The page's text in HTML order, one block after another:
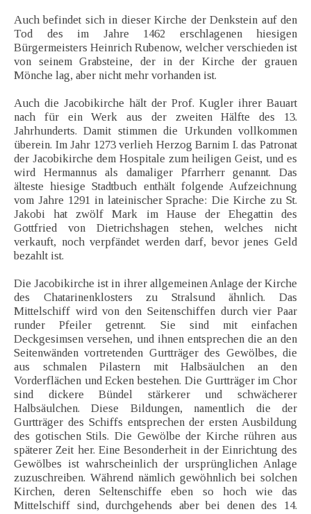
Auch befindet sich in dieser Kirche der Denkstein auf den
Tod des im Jahre 1462 erschlagenen hiesigen
Bürgermeisters Heinrich Rubenow, welcher verschieden ist
von seinem Grabsteine, der in der Kirche der grauen
Mönche lag, aber nicht mehr vorhanden ist.
Auch die Jacobikirche hält der Prof. Kugler ihrer Bauart
nach für ein Werk aus der zweiten Hälfte des 13.
Jahrhunderts. Damit stimmen die Urkunden vollkommen
überein. Im Jahr 1273 verlieh Herzog Barnim I. das Patronat
der Jacobikirche dem Hospitale zum heiligen Geist, und es
wird Hermannus als damaliger Pfarrherr genannt. Das
älteste hiesige Stadtbuch enthält folgende Aufzeichnung
vom Jahre 1291 in lateinischer Sprache: Die Kirche zu St.
Jakobi hat zwölf Mark im Hause der Ehegattin des
Gottfried von Dietrichshagen stehen, welches nicht
verkauft, noch verpfändet werden darf, bevor jenes Geld
bezahlt ist.
Die Jacobikirche ist in ihrer allgemeinen Anlage der Kirche
des Chatarinenklosters zu Stralsund ähnlich. Das
Mittelschiff wird von den Seitenschiffen durch vier Paar
runder Pfeiler getrennt. Sie sind mit einfachen
Deckgesimsen versehen, und ihnen entsprechen die an den
Seitenwänden vortretenden Gurtträger des Gewölbes, die
aus schmalen Pilastern mit Halbsäulchen an den
Vorderflächen und Ecken bestehen. Die Gurtträger im Chor
sind dickere Bündel stärkerer und schwächerer
Halbsäulchen. Diese Bildungen, namentlich die der
Gurtträger des Schiffs entsprechen der ersten Ausbildung
des gotischen Stils. Die Gewölbe der Kirche rühren aus
späterer Zeit her. Eine Besonderheit in der Einrichtung des
Gewölbes ist wahrscheinlich der ursprünglichen Anlage
zuzuschreiben. Während nämlich gewöhnlich bei solchen
Kirchen, deren Seltenschiffe eben so hoch wie das
Mittelschiff sind, durchgehends aber bei denen des 14.